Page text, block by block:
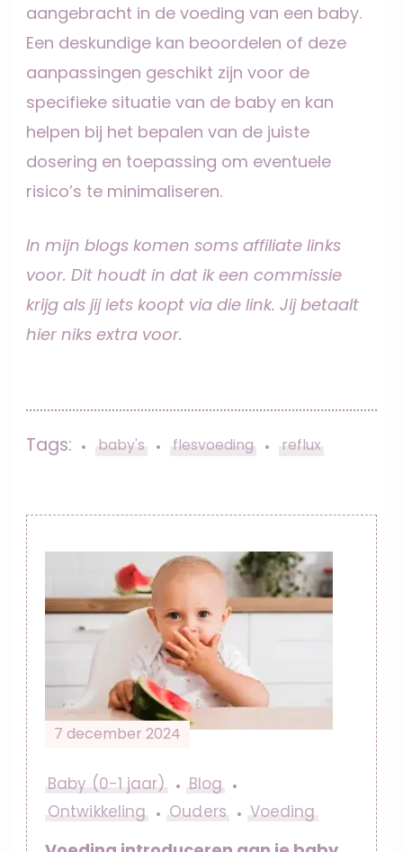
aangebracht in de voeding van een baby.
Een deskundige kan beoordelen of deze
aanpassingen geschikt zijn voor de
specifieke situatie van de baby en kan
helpen bij het bepalen van de juiste
dosering en toepassing om eventuele
risico’s te minimaliseren.
In mijn blogs komen soms affiliate links
voor. Dit houdt in dat ik een commissie
krijg als jij iets koopt via die link. Jij betaalt
hier niks extra voor.
Tags: baby's flesvoeding reflux
Post
Navigation
7 december 2024
Baby (0-1 jaar)
Blog
Ontwikkeling
Ouders Voeding